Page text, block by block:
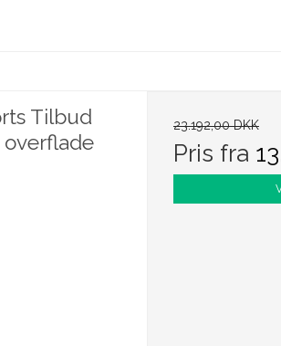
Tilbud
23.192,00 DKK
Pris fra